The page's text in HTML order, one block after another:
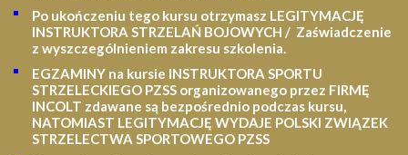
Po ukończeniu tego kursu otrzymasz LEGITYMACJĘ
INSTRUKTORA STRZELAŃ BOJOWYCH / Zaświadczenie
z wyszczególnieniem zakresu szkolenia.
EGZAMINY na kursie INSTRUKTORA SPORTU
STRZELECKIEGO PZSS organizowanego przez FIRMĘ
INCOLT zdawane są bezpośrednio podczas kursu,
NATOMIAST LEGITYMACJĘ WYDAJE POLSKI ZWIĄZEK
STRZELECTWA SPORTOWEGO PZSS